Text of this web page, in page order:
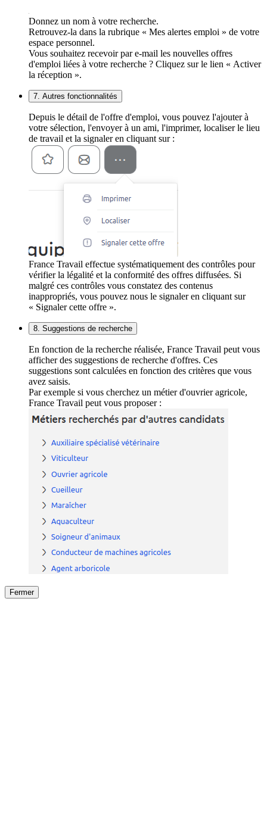
Donnez un nom à votre recherche.
Retrouvez-la dans la rubrique « Mes alertes emploi » de votre
espace personnel.
Vous souhaitez recevoir par e-mail les nouvelles offres
d'emploi liées à votre recherche ? Cliquez sur le lien « Activer
la réception ».
7. Autres fonctionnalités
Depuis le détail de l'offre d'emploi, vous pouvez l'ajouter à
votre sélection, l'envoyer à un ami, l'imprimer, localiser le lieu
de travail et la signaler en cliquant sur :
France Travail effectue systématiquement des contrôles pour
vérifier la légalité et la conformité des offres diffusées. Si
malgré ces contrôles vous constatez des contenus
inappropriés, vous pouvez nous le signaler en cliquant sur
« Signaler cette offre ».
8. Suggestions de recherche
En fonction de la recherche réalisée, France Travail peut vous
afficher des suggestions de recherche d'offres. Ces
suggestions sont calculées en fonction des critères que vous
avez saisis.
Par exemple si vous cherchez un métier d'ouvrier agricole,
France Travail peut vous proposer :
Fermer